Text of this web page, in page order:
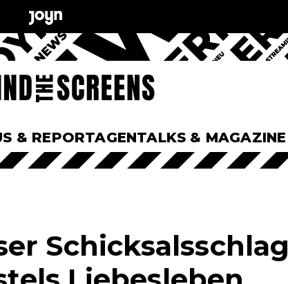
& REPORTAGENTALKS & MAGAZINE
Schicksalsschlag